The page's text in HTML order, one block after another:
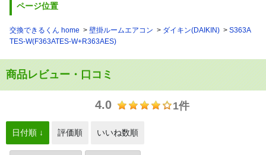
ページ位置
交換できるくん home 壁掛ルームエアコン ダイキン(DAIKIN)
S363A
TES-W(F363ATES-W+R363AES)
商品レビュー・口コミ
4.0 1件
日付順 ↓ 評価順 いいね数順